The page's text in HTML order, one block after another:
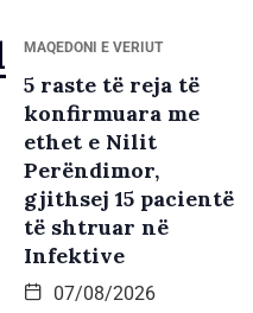
MAQEDONI E VERIUT
5 raste të reja të
konfirmuara me
ethet e Nilit
Perëndimor,
gjithsej 15 pacientë
të shtruar në
Infektive
07/08/2026